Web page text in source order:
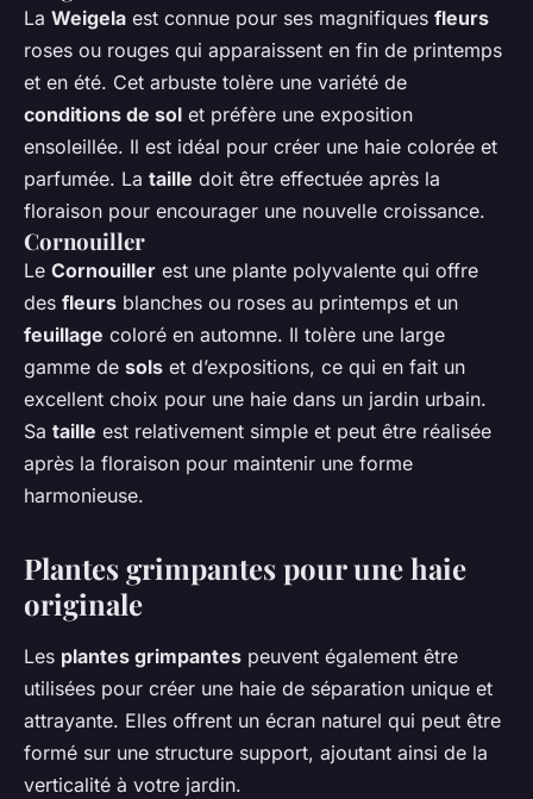
La Weigela est connue pour ses magnifiques fleurs
roses ou rouges qui apparaissent en fin de printemps
et en été. Cet arbuste tolère une variété de
conditions de sol et préfère une exposition
ensoleillée. Il est idéal pour créer une haie colorée et
parfumée. La taille doit être effectuée après la
floraison pour encourager une nouvelle croissance.
Cornouiller
Le Cornouiller est une plante polyvalente qui offre
des fleurs blanches ou roses au printemps et un
feuillage coloré en automne. Il tolère une large
gamme de sols et d’expositions, ce qui en fait un
excellent choix pour une haie dans un jardin urbain.
Sa taille est relativement simple et peut être réalisée
après la floraison pour maintenir une forme
harmonieuse.
Plantes grimpantes pour une haie
originale
Les plantes grimpantes peuvent également être
utilisées pour créer une haie de séparation unique et
attrayante. Elles offrent un écran naturel qui peut être
formé sur une structure support, ajoutant ainsi de la
verticalité à votre jardin.